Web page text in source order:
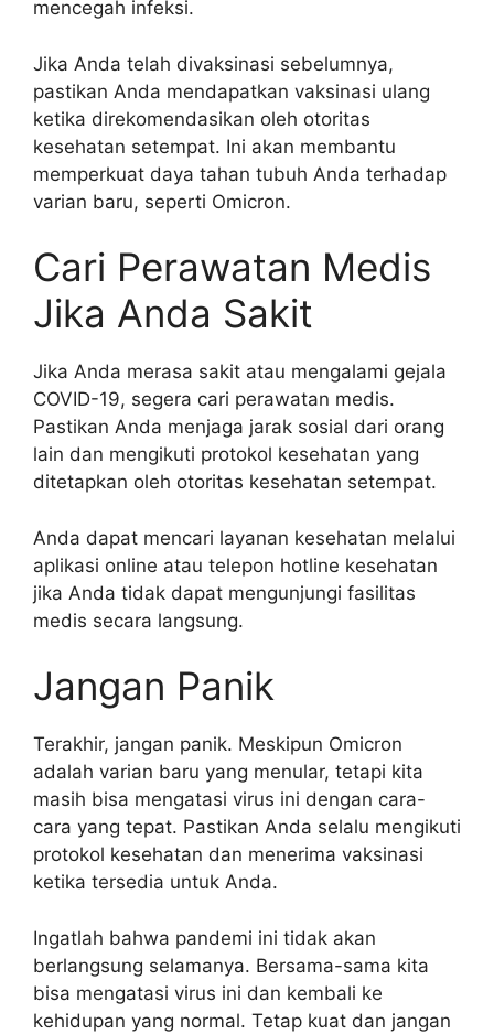
mencegah infeksi.
Jika Anda telah divaksinasi sebelumnya,
pastikan Anda mendapatkan vaksinasi ulang
ketika direkomendasikan oleh otoritas
kesehatan setempat. Ini akan membantu
memperkuat daya tahan tubuh Anda terhadap
varian baru, seperti Omicron.
Cari Perawatan Medis
Jika Anda Sakit
Jika Anda merasa sakit atau mengalami gejala
COVID-19, segera cari perawatan medis.
Pastikan Anda menjaga jarak sosial dari orang
lain dan mengikuti protokol kesehatan yang
ditetapkan oleh otoritas kesehatan setempat.
Anda dapat mencari layanan kesehatan melalui
aplikasi online atau telepon hotline kesehatan
jika Anda tidak dapat mengunjungi fasilitas
medis secara langsung.
Jangan Panik
Terakhir, jangan panik. Meskipun Omicron
adalah varian baru yang menular, tetapi kita
masih bisa mengatasi virus ini dengan cara-
cara yang tepat. Pastikan Anda selalu mengikuti
protokol kesehatan dan menerima vaksinasi
ketika tersedia untuk Anda.
Ingatlah bahwa pandemi ini tidak akan
berlangsung selamanya. Bersama-sama kita
bisa mengatasi virus ini dan kembali ke
kehidupan yang normal. Tetap kuat dan jangan